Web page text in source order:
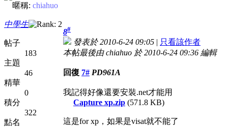
暱稱: chiahuo
中學生
帖子
183
主題
46
精華
0
積分
322
點名
8#
發表於 2010-6-24 09:05 | 只看該作者
本帖最後由 chiahuo 於 2010-6-24 09:36 編輯
回復 7# PD961A
我記得好像還要安裝.net才能用
Capture xp.zip (571.8 KB)
這是for xp，如果是visat就不能了